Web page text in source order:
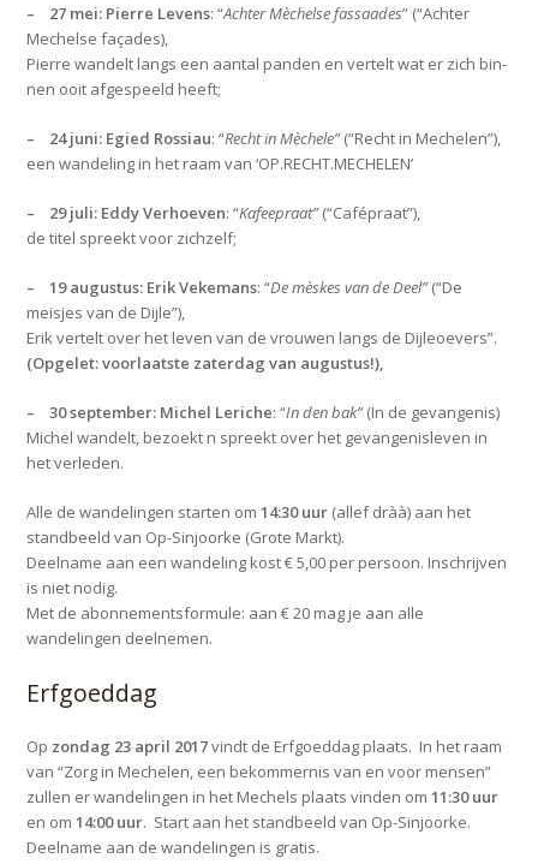
– 27 mei: Pierre Levens: “Achter Mèchelse fassaades” (“Achter
Mechelse façades),
Pierre wandelt langs een aantal panden en vertelt wat er zich bin­
nen ooit afgespeeld heeft;
– 24 juni: Egied Rossiau: “Recht in Mèchele”(“Recht in Mechelen”),
een wandeling in het raam van ‘OP.RECHT.MECHELEN’
– 29 juli: Eddy Verhoeven: “Kafeepraat”(“Cafépraat”),
de titel spreekt voor zichzelf;
– 19 augustus: Erik Vekemans: “De mèskes van de Deel”(“De
meisjes van de Dijle”),
Erik vertelt over het leven van de vrouwen langs de Dijleoevers”.
(Opgelet: voorlaatste zaterdag van augustus!),
– 30 september: Michel Leriche: “In den bak”(In de gevangenis)
Michel wandelt, bezoekt n spreekt over het gevangenisleven in
het verleden.
Alle de wandelingen starten om14:30 uur (allef dràà) aan het
stand­beeld van Op-Sinjoorke (Grote Markt).
Deelname aan een wandeling kost € 5,00 per persoon. Inschrijven
is niet nodig.
Met de abonnementsformule: aan € 20 mag je aan alle
wandelingen deelnemen.
Erfgoeddag
Op zondag 23 april 2017vindt de Erfgoeddag plaats. In het raam
van “Zorg in Mechelen, een bekommernis van en voor mensen”
zullen er wandelingen in het Mechels plaats vinden om11:30 uur
en om14:00 uur. Start aan het standbeeld van Op-Sinjoorke.
Deelname aan de wandelingen is gratis.